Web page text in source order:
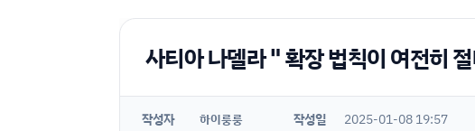
사티아 나델라 " 확장 법칙이 여전히
작성자 하이룽룽 작성일 2025-01-08 19:57